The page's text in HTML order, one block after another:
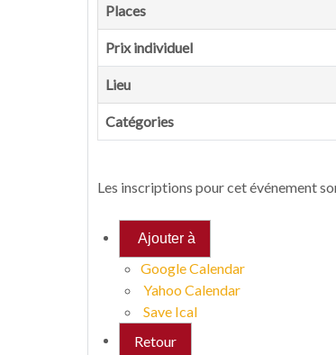
Places
Prix individuel
Lieu
Catégories
Les inscriptions pour cet événement
Ajouter à
Google Calendar
Yahoo Calendar
Save Ical
Retour